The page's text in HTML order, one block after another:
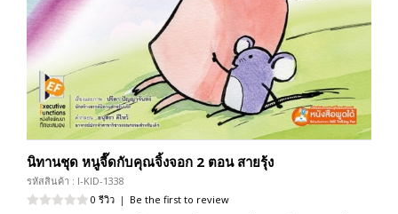
นิทานชุด หนูจี๊ดกับคุณจิ้งจอก 2 ตอน สายรุ้ง
รหัสสินค้า : I-KID-1338
0 รีวิว | Be the first to review